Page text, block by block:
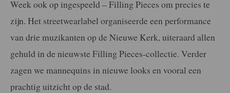
Week ook op ingespeeld – Filling Pieces om precies te
zijn. Het streetwearlabel organiseerde een performance
van drie muzikanten op de Nieuwe Kerk, uiteraard allen
gehuld in de nieuwste Filling Pieces-collectie. Verder
zagen we mannequins in nieuwe looks en vooral een
prachtig uitzicht op de stad.